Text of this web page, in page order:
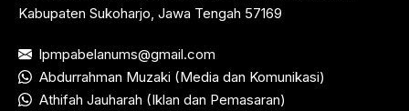
Kabupaten Sukoharjo, Jawa Tengah 57169
lpmpabelanums@gmail.com
Abdurrahman Muzaki (Media dan Komunikasi)
Athifah Jauharah (Iklan dan Pemasaran)